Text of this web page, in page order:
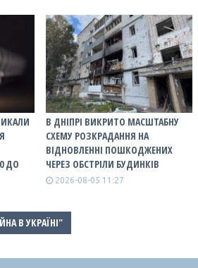
ДО
В ДНІПРІ ВИКРИТО МАСШТАБНУ
СХЕМУ РОЗКРАДАННЯ НА
ВІДНОВЛЕННІ ПОШКОДЖЕНИХ
ЧЕРЕЗ ОБСТРІЛИ БУДИНКІВ
2026-08-05 11:27
В УКРАЇНІ"